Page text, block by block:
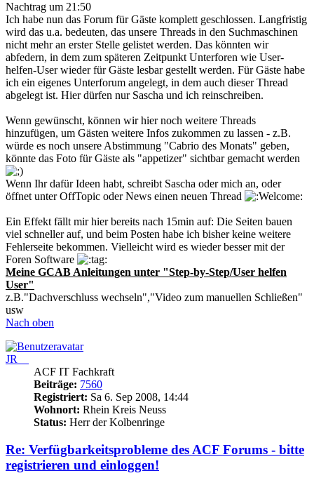
Nachtrag um 21:50
Ich habe nun das Forum für Gäste komplett geschlossen. Langfristig
wird das u.a. bedeuten, das unsere Threads in den Suchmaschinen
nicht mehr an erster Stelle gelistet werden. Das könnten wir
abfedern, in dem zum späteren Zeitpunkt Unterforen wie User-
helfen-User wieder für Gäste lesbar gestellt werden. Für Gäste habe
ich ein eigenes Unterforum angelegt, in dem auch dieser Thread
abgelegt ist. Hier dürfen nur Sascha und ich reinschreiben.
Wenn gewünscht, können wir hier noch weitere Threads
hinzufügen, um Gästen weitere Infos zukommen zu lassen - z.B.
würde es noch unsere Abstimmung "Cabrio des Monats" geben,
könnte das Foto für Gäste als "appetizer" sichtbar gemacht werden
Wenn Ihr dafür Ideen habt, schreibt Sascha oder mich an, oder
öffnet unter OffTopic oder News einen neuen Thread
Ein Effekt fällt mir hier bereits nach 15min auf: Die Seiten bauen
viel schneller auf, und beim Posten habe ich bisher keine weitere
Fehlerseite bekommen. Vielleicht wird es wieder besser mit der
Foren Software
Meine GCAB Anleitungen unter "Step-by-Step/User helfen
User"
z.B."Dachverschluss wechseln","Video zum manuellen Schließen"
usw
Nach oben
JR__
ACF IT Fachkraft
Beiträge: 7560
Registriert: Sa 6. Sep 2008, 14:44
Wohnort: Rhein Kreis Neuss
Status: Herr der Kolbenringe
Re: Verfügbarkeitsprobleme des ACF Forums - bitte
registrieren und einloggen!